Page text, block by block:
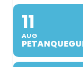
11
AUG